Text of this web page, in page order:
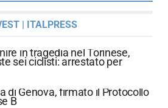
| ITALPRESS
in tragedia nel Torinese,
sei ciclisti: arrestato per
di Genova, firmato il Protocollo
B